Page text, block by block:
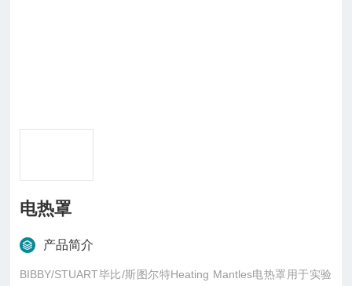
电热罩
产品简介
BIBBY/STUART毕比/斯图尔特Heating Mantles电热罩用于实验